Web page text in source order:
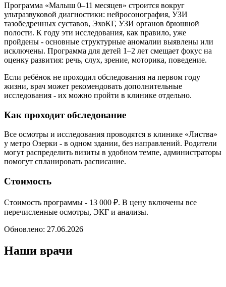
Программа «Малыш 0–11 месяцев» строится вокруг
ультразвуковой диагностики: нейросонография, УЗИ
тазобедренных суставов, ЭхоКГ, УЗИ органов брюшной
полости. К году эти исследования, как правило, уже
пройдены - основные структурные аномалии выявлены или
исключены. Программа для детей 1–2 лет смещает фокус на
оценку развития: речь, слух, зрение, моторика, поведение.
Если ребёнок не проходил обследования на первом году
жизни, врач может рекомендовать дополнительные
исследования - их можно пройти в клинике отдельно.
Как проходит обследование
Все осмотры и исследования проводятся в клинике «Листва»
у метро Озерки - в одном здании, без направлений. Родители
могут распределить визиты в удобном темпе, администраторы
помогут спланировать расписание.
Стоимость
Стоимость программы - 13 000 ₽. В цену включены все
перечисленные осмотры, ЭКГ и анализы.
Обновлено: 27.06.2026
Наши врачи